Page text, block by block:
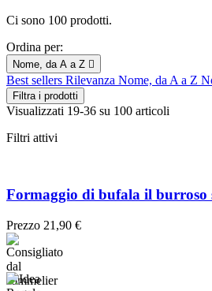
Ci sono 100 prodotti.
Ordina per:
Nome, da A a Z 
Best sellers Rilevanza Nome, da A a Z
Filtra i prodotti
Visualizzati 19-36 su 100 articoli
Filtri attivi
Formaggio di bufala il burroso
Prezzo 21,90 €